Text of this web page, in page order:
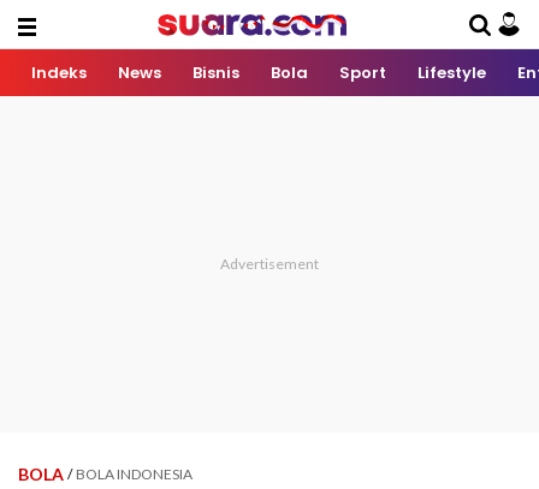
Indeks News Bisnis Bola Sport Lifestyle
BOLA / BOLA INDONESIA